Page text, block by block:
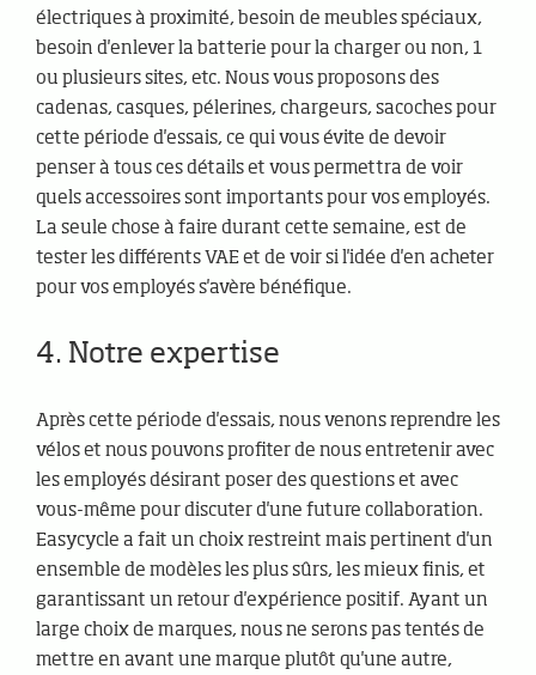
électriques à proximité, besoin de meubles spéciaux,
besoin d'enlever la batterie pour la charger ou non, 1
ou plusieurs sites, etc. Nous vous proposons des
cadenas, casques, pélerines, chargeurs, sacoches pour
cette période d'essais, ce qui vous évite de devoir
penser à tous ces détails et vous permettra de voir
quels accessoires sont importants pour vos employés.
La seule chose à faire durant cette semaine, est de
tester les différents VAE et de voir si l'idée d'en acheter
pour vos employés s'avère bénéfique.
4. Notre expertise
Après cette période d'essais, nous venons reprendre les
vélos et nous pouvons profiter de nous entretenir avec
les employés désirant poser des questions et avec
vous-même pour discuter d'une future collaboration.
Easycycle a fait un choix restreint mais pertinent d'un
ensemble de modèles les plus sûrs, les mieux finis, et
garantissant un retour d'expérience positif. Ayant un
large choix de marques, nous ne serons pas tentés de
mettre en avant une marque plutôt qu'une autre,